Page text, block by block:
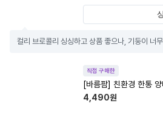
컬리 브로콜리 싱싱하고 상품 좋으나, 기둥이 너
직접 구매한
[바름팜] 친환경 한통
4,490원